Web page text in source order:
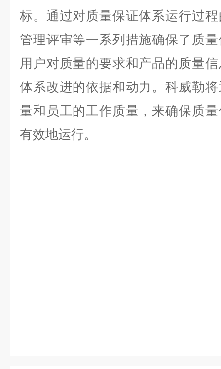
标。通过对质量保证体系运行过
管理评审等一系列措施确保了质
用户对质量的要求和产品的质量
体系改进的依据和动力。科威勒
量和员工的工作质量，来确保质
有效地运行。